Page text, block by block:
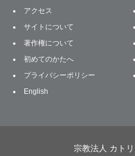
アクセス
サイトについて
著作権について
初めてのかたへ
プライバシーポリシー
English
宗教法人 カト